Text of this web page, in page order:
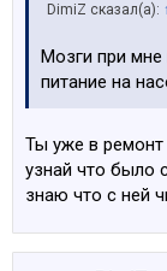
DimiZ сказал(а):
Мозги при мне
питание на
Ты уже в ремонт
узнай что было
знаю что с ней